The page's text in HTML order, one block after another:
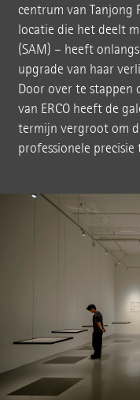
centrum van Tanjong
locatie die het deelt
(SAM) – heeft
upgrade van haar
Door over te stappen
van ERCO heeft de
termijn vergroot om
professionele precisie